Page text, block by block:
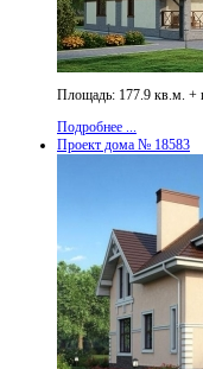
Площадь: 177.9 кв.м. +
Подробнее ...
Проект дома № 18583